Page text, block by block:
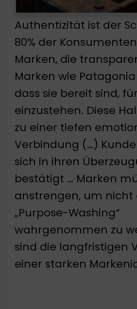
Authentizität ist der
80% der
Marken, die
Marken wie
dass sie bereit sind,
einzustehen. Diese
zu einer tiefen
Verbindung (…)
sich in ihren
bestätigt … Marken
anstrengen, um nicht
„Purpose-Washing“
wahrgenommen zu
sind die langfristigen
einer starken